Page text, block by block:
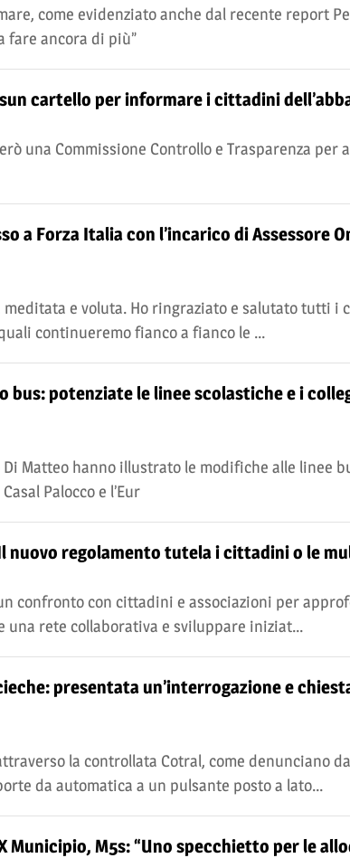
come evidenziato anche dal recente report
fare ancora di più”
cartello per informare i cittadini
una Commissione Controllo e Trasparenza per
a Forza Italia con l’incarico di Assessore
meditata e voluta. Ho ringraziato e salutato tutti i
continueremo fianco a fianco le ...
potenziate le linee scolastiche e i
Matteo hanno illustrato le modifiche alle linee
Palocco e l’Eur
nuovo regolamento tutela i cittadini o le
confronto con cittadini e associazioni per
una rete collaborativa e sviluppare iniziat...
presentata un’interrogazione e
la controllata Cotral, come denunciano
da automatica a un pulsante posto a lato...
Municipio, M5s: “Uno specchietto per le